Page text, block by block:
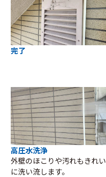
完了
高圧水洗浄
外壁のほこりや汚れもきれい
に洗い流します。